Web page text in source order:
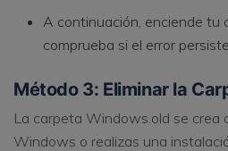
A continuación, enciende tu
comprueba si el error
Método 3: Eliminar la
La carpeta Windows.old se crea
Windows o realizas una